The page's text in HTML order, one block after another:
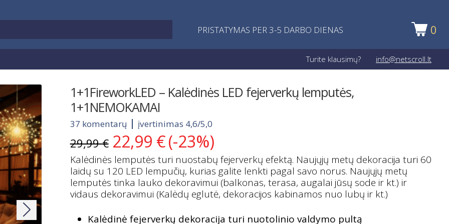
PRISTATYMAS PER 3-5 DARBO DIENAS 0
Turite klausimų? info@netscroll.lt
1+1FireworkLED – Kalėdinės LED fejerverkų lemputės,
1+1NEMOKAMAI
37 komentarų įvertinimas 4,6/5,0
29,99€ Original
price
was:
29,99 €.
22,99 €Current
price
is:
22,99 €.
(-23%)
Kalėdinės lemputės turi nuostabų fejerverkų efektą. Naujųjų metų dekoracija turi 60
laidų su 120 LED lempučių, kurias galite lenkti pagal savo norus. Naujųjų metų
lemputės tinka lauko dekoravimui (balkonas, terasa, augalai jūsų sode ir kt.) ir
vidaus dekoravimui (Kalėdų eglutė, dekoracijos kabinamos nuo lubų ir kt.)
Kalėdinė fejerverkų dekoracija turi nuotolinio valdymo pultą